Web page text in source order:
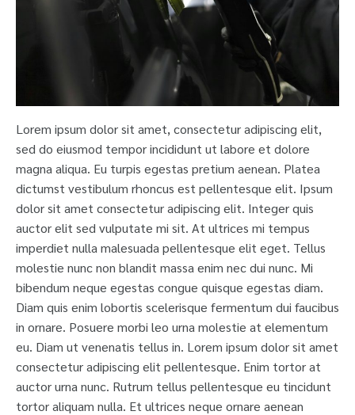
Lorem ipsum dolor sit amet, consectetur adipiscing elit,
sed do eiusmod tempor incididunt ut labore et dolore
magna aliqua. Eu turpis egestas pretium aenean. Platea
dictumst vestibulum rhoncus est pellentesque elit. Ipsum
dolor sit amet consectetur adipiscing elit. Integer quis
auctor elit sed vulputate mi sit. At ultrices mi tempus
imperdiet nulla malesuada pellentesque elit eget. Tellus
molestie nunc non blandit massa enim nec dui nunc. Mi
bibendum neque egestas congue quisque egestas diam.
Diam quis enim lobortis scelerisque fermentum dui faucibus
in ornare. Posuere morbi leo urna molestie at elementum
eu. Diam ut venenatis tellus in. Lorem ipsum dolor sit amet
consectetur adipiscing elit pellentesque. Enim tortor at
auctor urna nunc. Rutrum tellus pellentesque eu tincidunt
tortor aliquam nulla. Et ultrices neque ornare aenean